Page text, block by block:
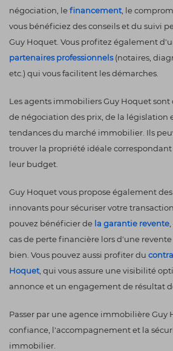
négociation, lefinancement , le
vous bénéficiez des conseils et du suivi
Guy Hoquet. Vous profitez également
partenaires professionnels(notaires,
etc.) qui vous facilitent les démarches.
Les agents immobiliers Guy Hoquet sont
de négociation des prix, de la législation
tendances du marché immobilier. Ils
trouver la propriété idéale correspondant
leur budget.
Guy Hoquet vous propose également
innovants pour sécuriser votre
pouvez bénéficier de la garantie revente
cas de perte financière lors d'une
bien. Vous pouvez aussi profiter du
Hoquet , qui vous assure une visibilité
annonce et un engagement de résultat
Passer par une agence immobilière Guy
confiance, l'accompagnement et la
immobilier.